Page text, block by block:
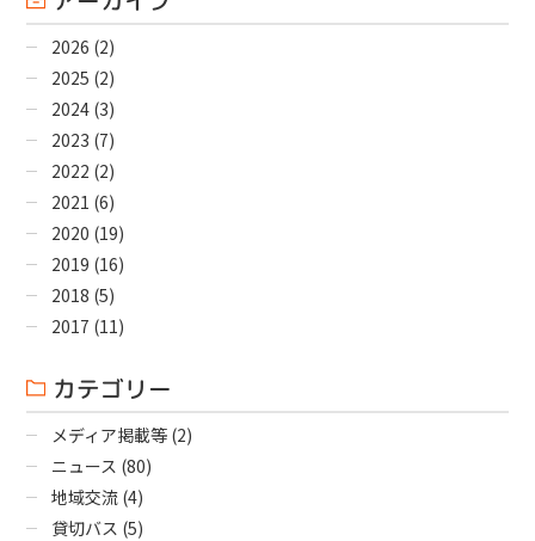
2026 (2)
2025 (2)
2024 (3)
2023 (7)
2022 (2)
2021 (6)
2020 (19)
2019 (16)
2018 (5)
2017 (11)
カテゴリー
メディア掲載等 (2)
ニュース (80)
地域交流 (4)
貸切バス (5)